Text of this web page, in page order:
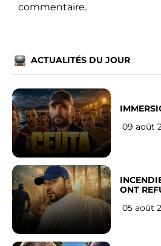
commentaire.
ACTUALITÉS DU JOUR
09 août
ONT
05 août